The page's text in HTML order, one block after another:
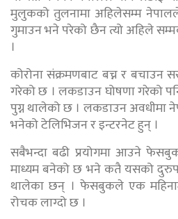
मुलुकको तुलनामा अहिलेसम्म
गुमाउन भने परेको छैन त्यो अहिले
।
कोरोना संक्रमणबाट बच्न र बचाउन
गरेको छ । लकडाउन घोषणा गरेको
पुग्न थालेको छ । लकडाउन अवधीमा
भनेको टेलिभिजन र इन्टरनेट हुन् ।
सबैभन्दा बढी प्रयोगमा आउने
माध्यम बनेको छ भने कतै यसको
थालेका छन् । फेसबुकले एक
रोचक लाग्दो छ ।